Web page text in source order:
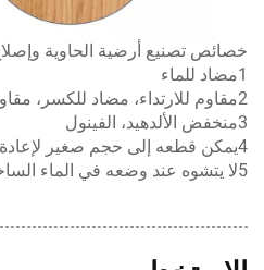
خصائص تصنيع أرضية الحاوية
1مضاد للماء
2مقاوم للارتداء، مضاد للكسر،
3منخفض الألدهيد، الفينول
4يمكن قطعه إلى حجم صغير لإعادة
5لا يتشوه عند وضعه في الماء الساخن لمدة 48